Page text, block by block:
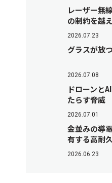
レーザー無
の制約を越
2026.07.23
グラスが放
2026.07.08
ドローンと
たらす脅威
2026.07.01
金並みの導
有する高耐
2026.06.23